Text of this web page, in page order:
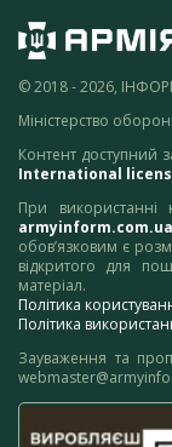
© 2018 - 2026,
Міністерство
Контент доступний
International
При використанні
armyinform.com.ua
обов’язковим є
відкритого для
матеріал.
Політика
Політика
Зауваження та